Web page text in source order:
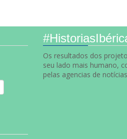
Os resultados dos
seu lado mais humano,
pelas agencias de